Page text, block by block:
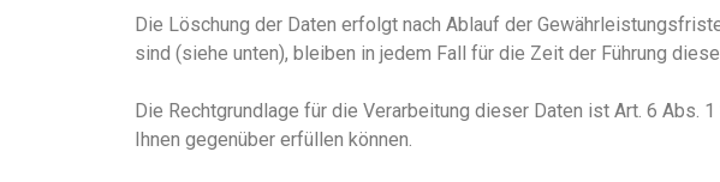
Die Löschung der Daten erfolgt nach Ablauf der
sind (siehe unten), bleiben in jedem Fall für die Zeit der Führung
Die Rechtgrundlage für die Verarbeitung dieser Daten ist Art. 6 Abs. 1
Ihnen gegenüber erfüllen können.